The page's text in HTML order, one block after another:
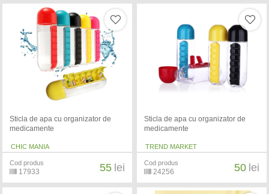
Sticla de apa cu organizator de
medicamente
CHIC MANIA
Cod produs
17933 55 lei
Sticla de apa cu organizator de
medicamente
TREND MARKET
Cod produs
24256 50 lei